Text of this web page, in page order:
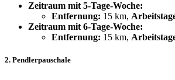
Zeitraum mit 5-Tage-Woche:
Entfernung: 15 km,
Zeitraum mit 6-Tage-Woche:
Entfernung: 15 km,
2. Pendlerpauschale